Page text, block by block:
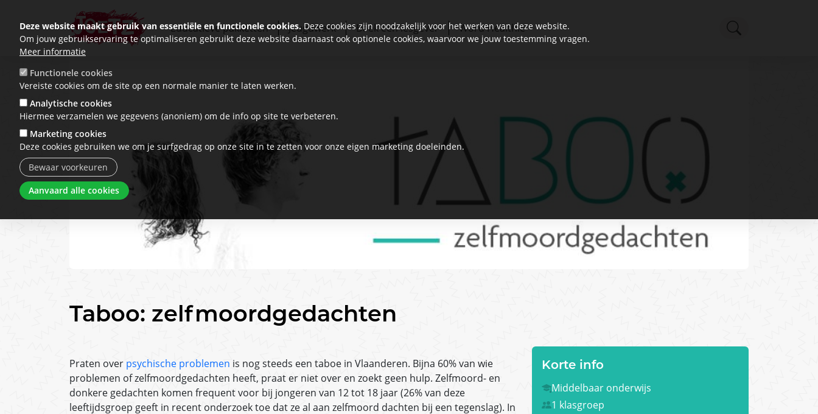
Deze website maakt gebruik van essentiële en functionele cookies.Deze cookies zijn noodzakelijk voor het werken van deze website.
Om jouw gebruikservaring te optimaliseren gebruikt deze website daarnaast ook optionele cookies, waarvoor we jouw toestemming vragen.
Meer informatie
Functionele cookies
Vereiste cookies om de site op een normale manier te laten werken.
Analytische cookies
Hiermee verzamelen we gegevens (anoniem) om de info op site te verbeteren.
Marketing cookies
Deze cookies gebruiken we om je surfgedrag op onze site in te zetten voor onze eigen marketing doeleinden.
Bewaar voorkeuren
Aanvaard alle cookies Toestemming intrekken
Educatieve pakketten Jeugdwerk Boek een lesgever Word Healthie
Taboo: zelfmoordgedachten
Korte info
Middelbaar onderwijs
1 klasgroep
Praten over psychische problemen is nog steeds een taboe in Vlaanderen. Bijna 60% van wie
problemen of zelfmoordgedachten heeft, praat er niet over en zoekt geen hulp. Zelfmoord- en
donkere gedachten komen frequent voor bij jongeren van 12 tot 18 jaar (26% van deze
leeftijdsgroep geeft in recent onderzoek toe dat ze al aan zelfmoord dachten bij een tegenslag). In